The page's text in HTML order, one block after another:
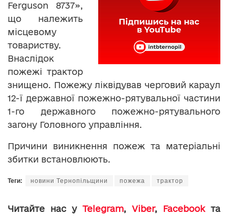
Ferguson 8737»,
що належить
місцевому
товариству.
Внаслідок
пожежі трактор
знищено. Пожежу ліквідував черговий караул
12-ї державної пожежно-рятувальної частини
1-го державного пожежно-рятувального
загону Головного управління.
Причини виникнення пожеж та матеріальні
збитки встановлюють.
Теги: новини Тернопільщини пожежа трактор
Читайте нас у Telegram, Viber, Facebookта